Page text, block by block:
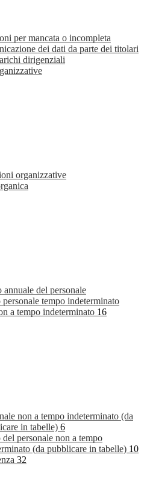
per mancata o incompleta
dei dati da parte dei titolari
dirigenziali
organizzative
annuale del personale
personale tempo indeterminato
a tempo indeterminato 16
non a tempo indeterminato (da
in tabelle) 6
del personale non a tempo
(da pubblicare in tabelle) 10
32